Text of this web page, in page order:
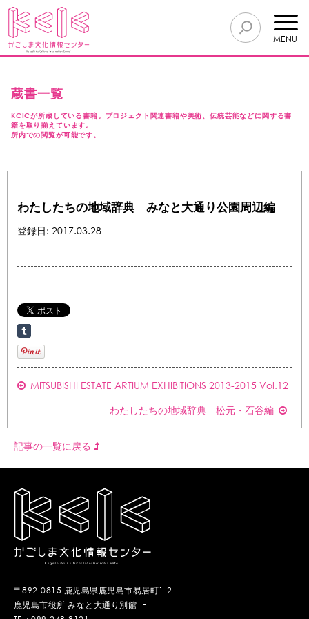
MENU
蔵書一覧
KCICが所蔵している書籍。プロジェクト関連書籍や美術、伝統芸能などに関する書
籍を取り揃えています。
所内での閲覧が可能です。
わたしたちの地域辞典 みなと大通り公園周辺編
登録日: 2017.03.28
MITSUBISHI ESTATE ARTIUM EXHIBITIONS 2013-2015 Vol.12
わたしたちの地域辞典 松元・石谷編
記事の一覧に戻る
〒892-0815 鹿児島県鹿児島市易居町1-2
鹿児島市役所 みなと大通り別館1F